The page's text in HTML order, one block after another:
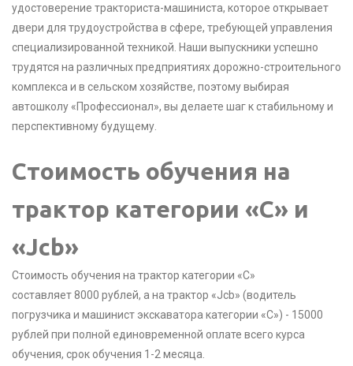
удостоверение тракториста-машиниста, которое открывает
двери для трудоустройства в сфере, требующей управления
специализированной техникой. Наши выпускники успешно
трудятся на различных предприятиях дорожно-строительного
комплекса и в сельском хозяйстве, поэтому выбирая
автошколу «Профессионал», вы делаете шаг к стабильному и
перспективному будущему.
Стоимость обучения на
трактор категории «С» и
«Jcb»
Стоимость обучения на трактор категории «С»
составляет 8000 рублей, а на трактор «Jcb» (водитель
погрузчика и машинист экскаватора категории «С») - 15000
рублей при полной единовременной оплате всего курса
обучения, срок обучения 1-2 месяца.